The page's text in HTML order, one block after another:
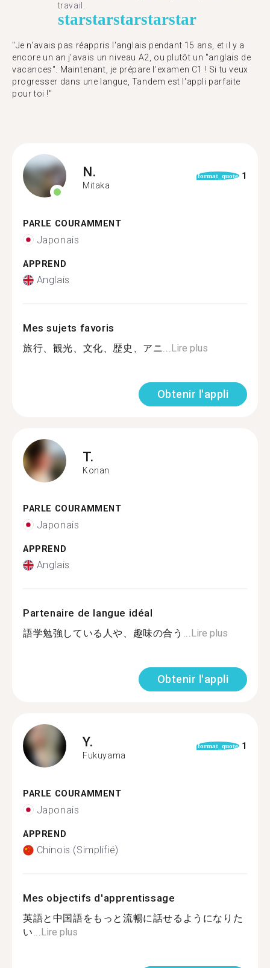
travail.
starstarstarstarstar
"Je n'avais pas réappris l'anglais pendant 15 ans, et il y a
encore un an j'avais un niveau A2, ou plutôt un "anglais de
vacances". Maintenant, je prépare l'examen C1 ! Si tu veux
progresser dans une langue, Tandem est l'appli parfaite
pour toi !"
N.
Mitaka
format_quote 1
PARLE COURAMMENT
Japonais
APPREND
Anglais
Mes sujets favoris
旅行、観光、文化、歴史、アニ...Lire plus
Obtenir l'appli
T.
Konan
PARLE COURAMMENT
Japonais
APPREND
Anglais
Partenaire de langue idéal
語学勉強している人や、趣味の合う...Lire plus
Obtenir l'appli
Y.
Fukuyama
format_quote 1
PARLE COURAMMENT
Japonais
APPREND
Chinois (Simplifié)
Mes objectifs d'apprentissage
英語と中国語をもっと流暢に話せるようになりた
い...Lire plus